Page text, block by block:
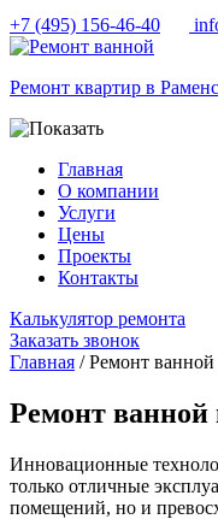
+7 (495) 156-46-40
Ремонт квартир в
Главная
О компании
Услуги
Цены
Проекты
Контакты
Калькулятор ремонта
Заказать звонок
Главная / Ремонт ванной
Ремонт
Инновационные
только отличные
помещений, но и